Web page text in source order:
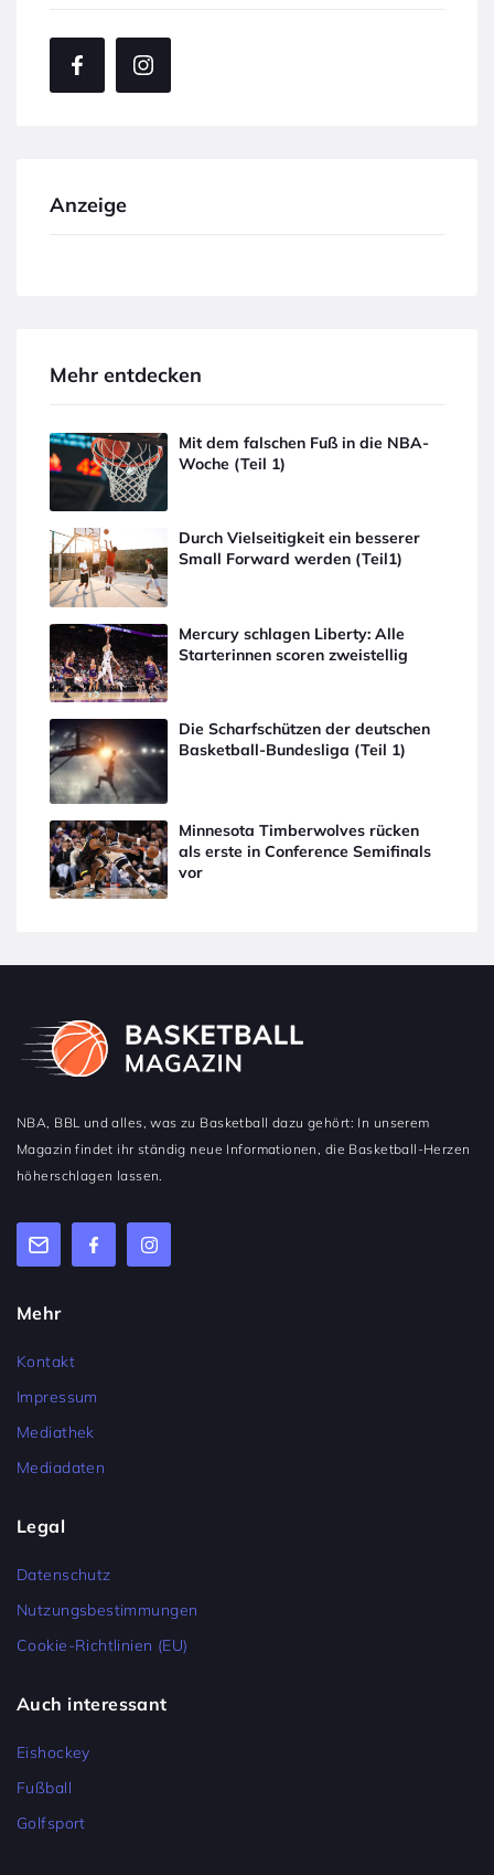
Anzeige
Mehr entdecken
Mit dem falschen Fuß in die NBA-
Woche (Teil 1)
Durch Vielseitigkeit ein besserer
Small Forward werden (Teil1)
Mercury schlagen Liberty: Alle
Starterinnen scoren zweistellig
Die Scharfschützen der deutschen
Basketball-Bundesliga (Teil 1)
Minnesota Timberwolves rücken
als erste in Conference Semifinals
vor
NBA, BBL und alles, was zu Basketball dazu gehört: In unserem
Magazin findet ihr ständig neue Informationen, die Basketball-Herzen
höherschlagen lassen.
Mehr
Kontakt
Impressum
Mediathek
Mediadaten
Legal
Datenschutz
Nutzungsbestimmungen
Cookie-Richtlinien (EU)
Auch interessant
Eishockey
Fußball
Golfsport